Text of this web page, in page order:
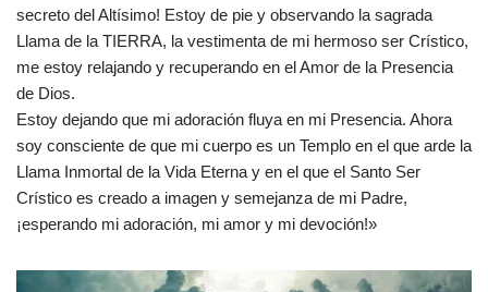
secreto del Altísimo! Estoy de pie y observando la sagrada
Llama de la TIERRA, la vestimenta de mi hermoso ser Crístico,
me estoy relajando y recuperando en el Amor de la Presencia
de Dios.
Estoy dejando que mi adoración fluya en mi Presencia. Ahora
soy consciente de que mi cuerpo es un Templo en el que arde la
Llama Inmortal de la Vida Eterna y en el que el Santo Ser
Crístico es creado a imagen y semejanza de mi Padre,
¡esperando mi adoración, mi amor y mi devoción!»